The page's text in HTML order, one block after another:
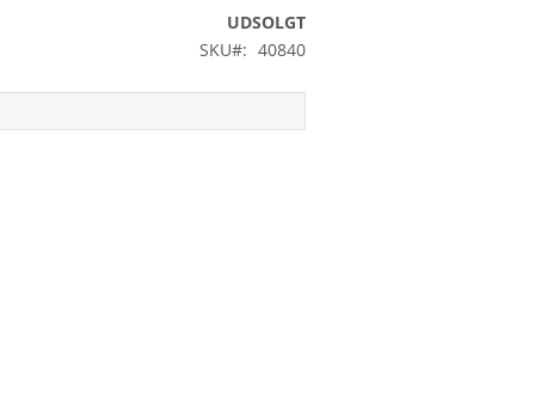
UDSOLGT
SKU
40840